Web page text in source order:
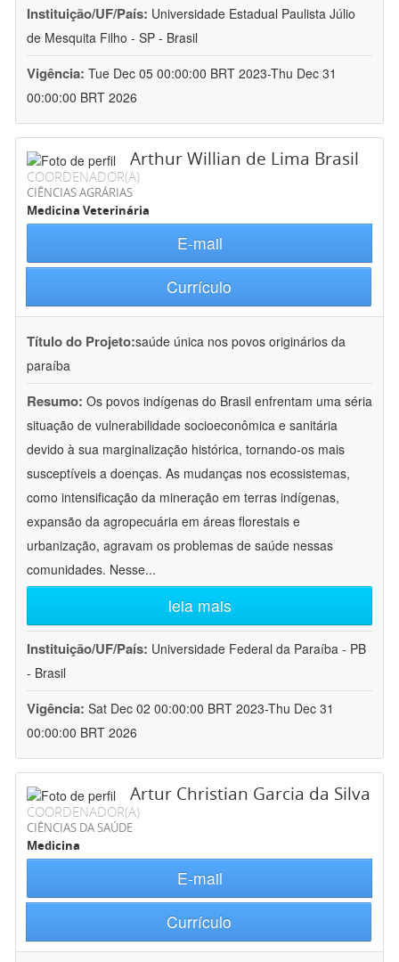
Instituição/UF/País: Universidade Estadual Paulista Júlio
de Mesquita Filho - SP - Brasil
Vigência: Tue Dec 05 00:00:00 BRT 2023-Thu Dec 31
00:00:00 BRT 2026
Arthur Willian de Lima Brasil
COORDENADOR(A)
CIÊNCIAS AGRÁRIAS
Medicina Veterinária
E-mail
Currículo
Título do Projeto:saúde única nos povos originários da
paraíba
Resumo: Os povos indígenas do Brasil enfrentam uma séria
situação de vulnerabilidade socioeconômica e sanitária
devido à sua marginalização histórica, tornando-os mais
susceptíveis a doenças. As mudanças nos ecossistemas,
como intensificação da mineração em terras indígenas,
expansão da agropecuária em áreas florestais e
urbanização, agravam os problemas de saúde nessas
comunidades. Nesse...
leia mais
Instituição/UF/País: Universidade Federal da Paraíba - PB
- Brasil
Vigência: Sat Dec 02 00:00:00 BRT 2023-Thu Dec 31
00:00:00 BRT 2026
Artur Christian Garcia da Silva
COORDENADOR(A)
CIÊNCIAS DA SAÚDE
Medicina
E-mail
Currículo